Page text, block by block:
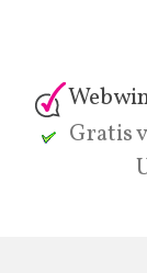
Gratis